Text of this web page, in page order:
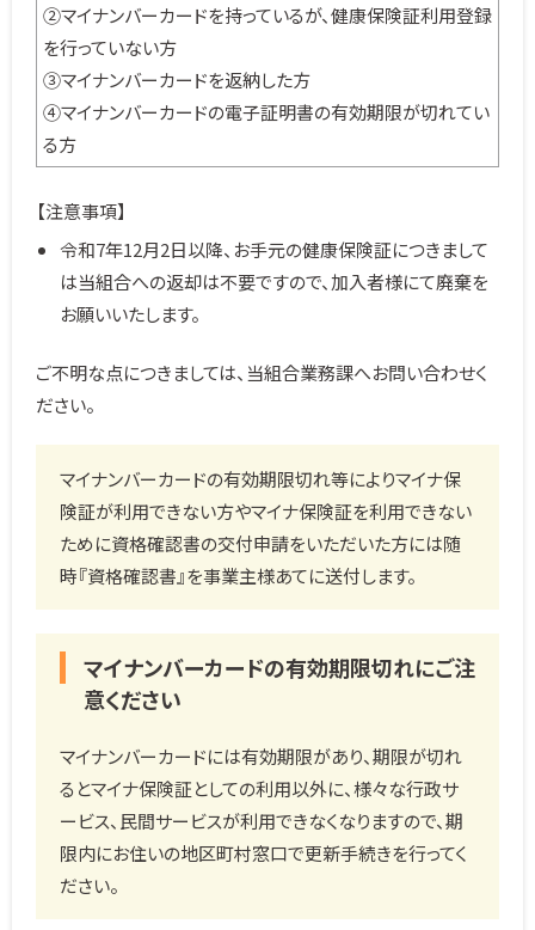
②マイナンバーカードを持っているが、健康保険証利用登録
を行っていない方
③マイナンバーカードを返納した方
④マイナンバーカードの電子証明書の有効期限が切れてい
る方
【注意事項】
令和7年12月2日以降、お手元の健康保険証につきまして
は当組合への返却は不要ですので、加入者様にて廃棄を
お願いいたします。
ご不明な点につきましては、当組合業務課へお問い合わせく
ださい。
マイナンバーカードの有効期限切れ等によりマイナ保
険証が利用できない方やマイナ保険証を利用できない
ために資格確認書の交付申請をいただいた方には随
時『資格確認書』を事業主様あてに送付します。
マイナンバーカードの有効期限切れにご注
意ください
マイナンバーカードには有効期限があり、期限が切れ
るとマイナ保険証としての利用以外に、様々な行政サ
ービス、民間サービスが利用できなくなりますので、期
限内にお住いの地区町村窓口で更新手続きを行ってく
ださい。